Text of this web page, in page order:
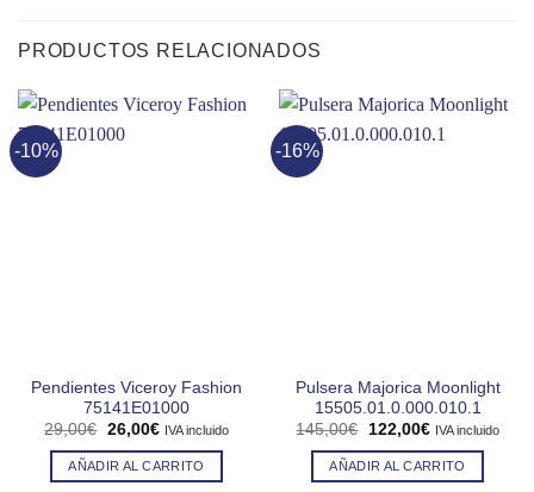
PRODUCTOS RELACIONADOS
-10%
Pendientes Viceroy Fashion
75141E01000
29,00€ El
original
era:
26,00€El
actual
es:
IVA incluido
AÑADIR AL CARRITO
-16%
Pulsera Majorica Moonlight
15505.01.0.000.010.1
145,00€
El
original
era:
122,00€El
actual
es:
IVA incluido
AÑADIR AL CARRITO